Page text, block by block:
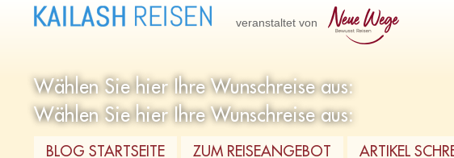
veranstaltet von
BLOG STARTSEITE ZUM REISEANGEBOT ARTIKEL